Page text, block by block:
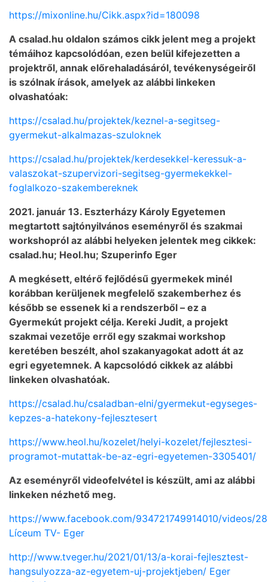
https://mixonline.hu/Cikk.aspx?id=180098
A csalad.hu oldalon számos cikk jelent meg a projekt
témáihoz kapcsolódóan, ezen belül kifejezetten a
projektről, annak előrehaladásáról, tevékenységeiről
is szólnak írások, amelyek az alábbi linkeken
olvashatóak:
https://csalad.hu/projektek/keznel-a-segitseg-
gyermekut-alkalmazas-szuloknek
https://csalad.hu/projektek/kerdesekkel-keressuk-a-
valaszokat-szupervizori-segitseg-gyermekekkel-
foglalkozo-szakembereknek
2021. január 13. Eszterházy Károly Egyetemen
megtartott sajtónyilvános eseményről és szakmai
workshopról az alábbi helyeken jelentek meg cikkek:
csalad.hu; Heol.hu; Szuperinfo Eger
A megkésett, eltérő fejlődésű gyermekek minél
korábban kerüljenek megfelelő szakemberhez és
később se essenek ki a rendszerből – ez a
Gyermekút projekt célja. Kereki Judit, a projekt
szakmai vezetője erről egy szakmai workshop
keretében beszélt, ahol szakanyagokat adott át az
egri egyetemnek. A kapcsolódó cikkek az alábbi
linkeken olvashatóak.
https://csalad.hu/csaladban-elni/gyermekut-egyseges-
kepzes-a-hatekony-fejlesztesert
https://www.heol.hu/kozelet/helyi-kozelet/fejlesztesi-
programot-mutattak-be-az-egri-egyetemen-3305401/
Az eseményről videofelvétel is készült, ami az alábbi
linkeken nézhető meg.
https://www.facebook.com/934721749914010/videos/
Líceum TV- Eger
http://www.tveger.hu/2021/01/13/a-korai-fejlesztest-
hangsulyozza-az-egyetem-uj-projektjeben/ Eger